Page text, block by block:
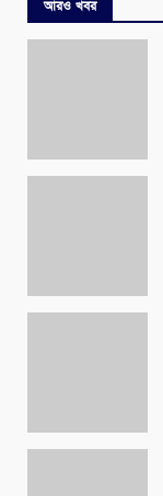
আরও খবর